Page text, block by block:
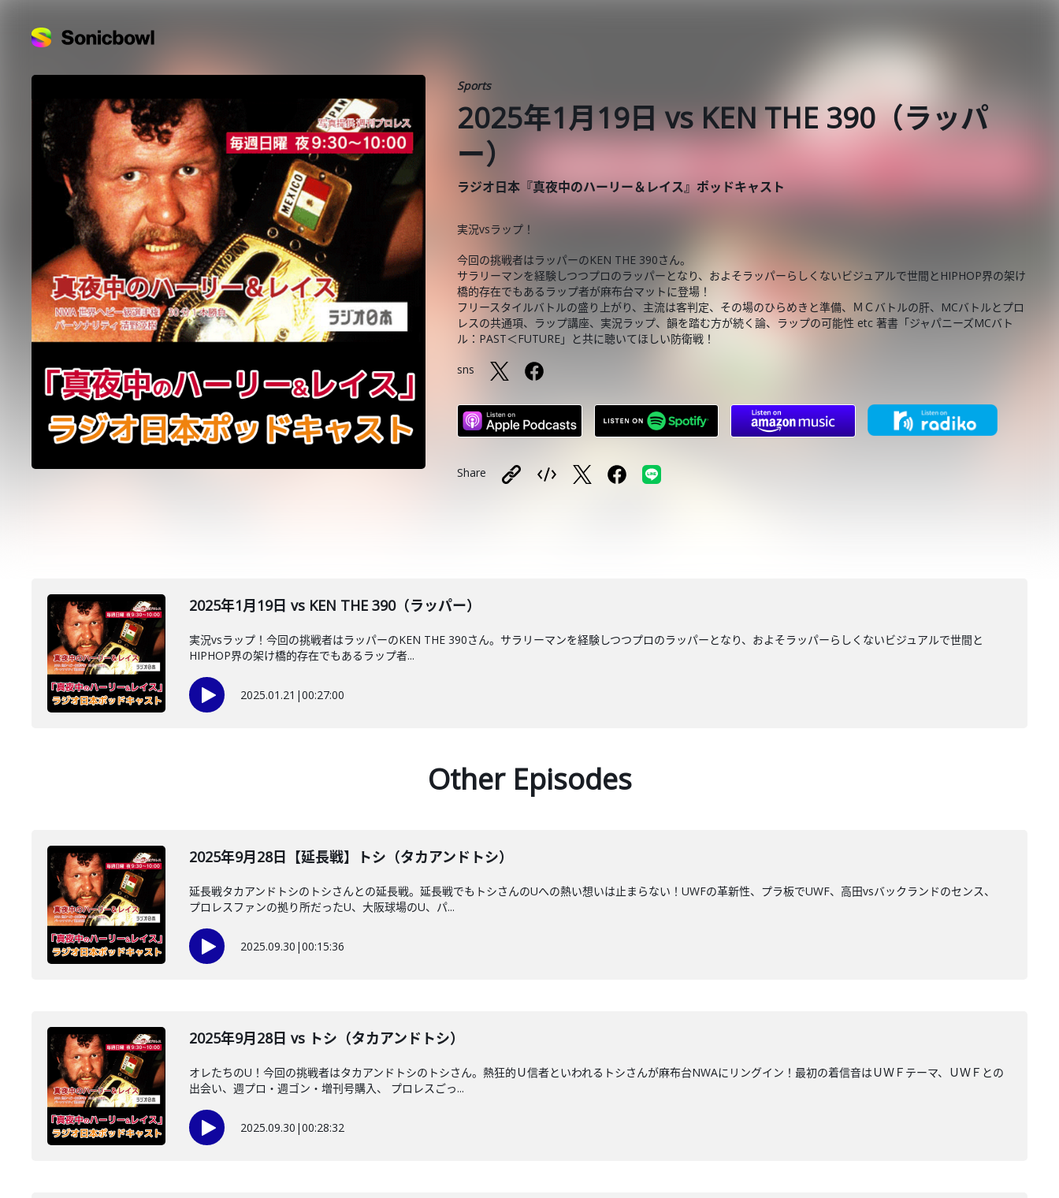
Sports
2025年1月19日 vs KEN THE 390（ラッパ
ー）
ラジオ日本『真夜中のハーリー＆レイス』ポッドキャスト
実況vsラップ！
今回の挑戦者はラッパーのKEN THE 390さん。
サラリーマンを経験しつつプロのラッパーとなり、およそラッパーらしくないビジュアルで世間とHIPHOP界の架け
橋的存在でもあるラップ者が麻布台マットに登場！
フリースタイルバトルの盛り上がり、主流は客判定、その場のひらめきと準備、ＭＣバトルの肝、MCバトルとプロ
レスの共通項、ラップ講座、実況ラップ、韻を踏む方が続く論、ラップの可能性 etc 著書「ジャパニーズMCバト
ル：PAST＜FUTURE」と共に聴いてほしい防衛戦！
sns
Share
2025年1月19日 vs KEN THE 390（ラッパー）
実況vsラップ！今回の挑戦者はラッパーのKEN THE 390さん。サラリーマンを経験しつつプロのラッパーとなり、およそラッパーらしくないビジュアルで世間と
HIPHOP界の架け橋的存在でもあるラップ者...
2025.01.21 |00:27:00
Other Episodes
2025年9月28日【延長戦】トシ（タカアンドトシ）
延長戦タカアンドトシのトシさんとの延長戦。延長戦でもトシさんのUへの熱い想いは止まらない！UWFの革新性、プラ板でUWF、高田vsバックランドのセンス、
プロレスファンの拠り所だったU、大阪球場のU、パ...
2025.09.30 |00:15:36
2025年9月28日 vs トシ（タカアンドトシ）
オレたちのU！今回の挑戦者はタカアンドトシのトシさん。熱狂的Ｕ信者といわれるトシさんが麻布台NWAにリングイン！最初の着信音はＵＷＦテーマ、ＵＷＦとの
出会い、週プロ・週ゴン・増刊号購入、 プロレスごっ...
2025.09.30 |00:28:32